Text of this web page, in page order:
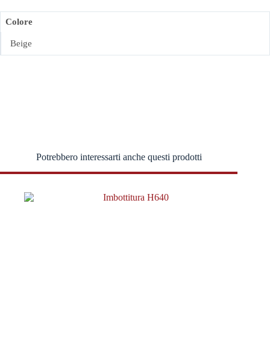
Colore
Beige
Potrebbero interessarti anche questi prodotti